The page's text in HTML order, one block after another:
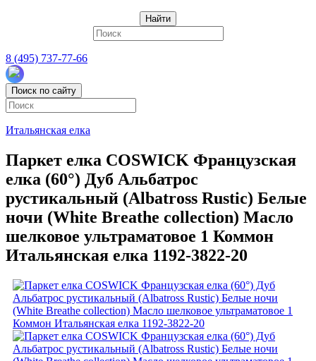
Найти
8 (495) 737-77-66
Поиск по сайту
Итальянская елка
Паркет елка COSWICK Французская
елка (60°) Дуб Альбатрос
рустикальный (Albatross Rustic) Белые
ночи (White Breathe collection) Масло
шелковое ультраматовое 1 Коммон
Итальянская елка 1192-3822-20